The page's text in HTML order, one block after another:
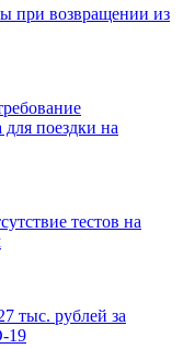
при возвращении из
для поездки на
тестов на
тыс. рублей за
19